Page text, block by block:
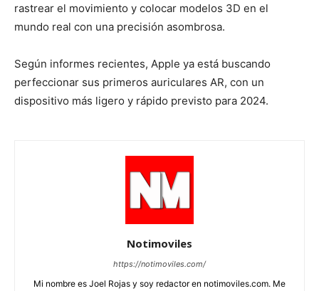
rastrear el movimiento y colocar modelos 3D en el
mundo real con una precisión asombrosa.
Según informes recientes, Apple ya está buscando
perfeccionar sus primeros auriculares AR, con un
dispositivo más ligero y rápido previsto para 2024.
Notimoviles
https://notimoviles.com/
Mi nombre es Joel Rojas y soy redactor en notimoviles.com. Me